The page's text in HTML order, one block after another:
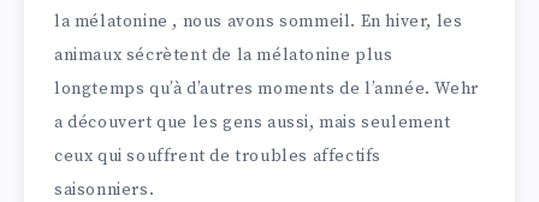
la mélatonine , nous avons sommeil. En hiver, les
animaux sécrètent de la mélatonine plus
longtemps qu’à d’autres moments de l’année. Wehr
a découvert que les gens aussi, mais seulement
ceux qui souffrent de troubles affectifs
saisonniers.